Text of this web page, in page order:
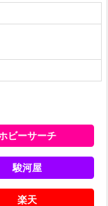
ビーサーチ
駿河屋
楽天